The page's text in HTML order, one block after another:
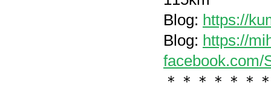
Blog: https://
Blog: https://
facebook.com/
＊＊＊＊＊＊